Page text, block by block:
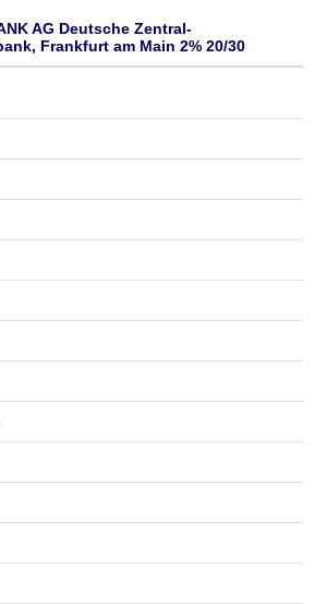
AG Deutsche Zentral-
Frankfurt am Main 2% 20/30